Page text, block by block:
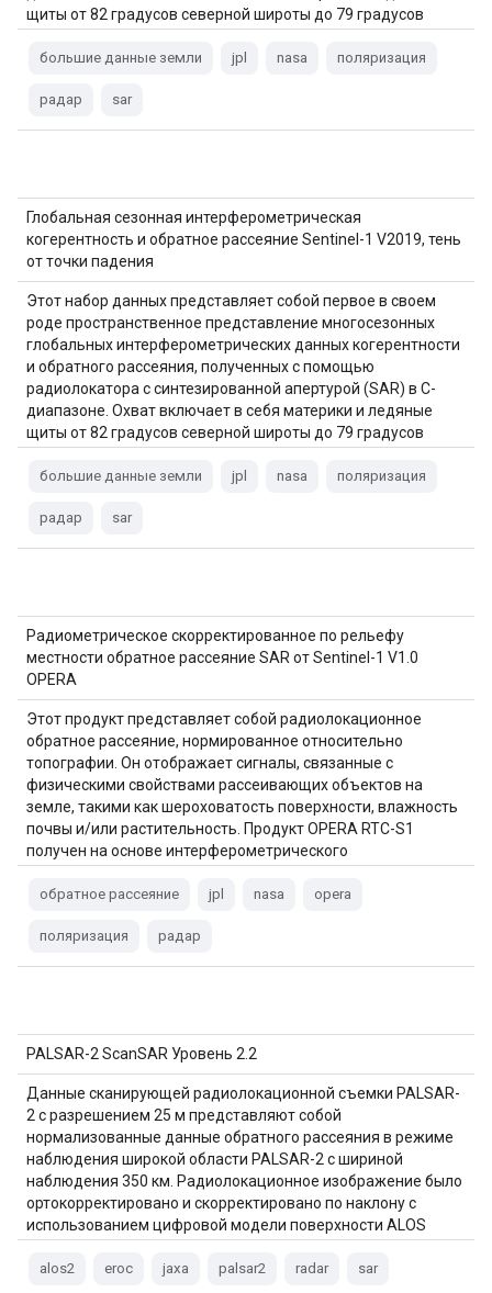
щиты от 82 градусов северной широты до 79 градусов
многовременных…
большие данные земли jpl nasa поляризация
радар sar
Глобальная сезонная интерферометрическая
когерентность и обратное рассеяние Sentinel-1 V2019, тень
от точки падения
Этот набор данных представляет собой первое в своем
роде пространственное представление многосезонных
глобальных интерферометрических данных когерентности
и обратного рассеяния, полученных с помощью
радиолокатора с синтезированной апертурой (SAR) в C-
диапазоне. Охват включает в себя материки и ледяные
щиты от 82 градусов северной широты до 79 градусов
многовременных…
большие данные земли jpl nasa поляризация
радар sar
Радиометрическое скорректированное по рельефу
местности обратное рассеяние SAR от Sentinel-1 V1.0
OPERA
Этот продукт представляет собой радиолокационное
обратное рассеяние, нормированное относительно
топографии. Он отображает сигналы, связанные с
физическими свойствами рассеивающих объектов на
земле, такими как шероховатость поверхности, влажность
почвы и/или растительность. Продукт OPERA RTC-S1
получен на основе интерферометрического
обратное рассеяние jpl nasa opera
поляризация радар
PALSAR-2 ScanSAR Уровень 2.2
Данные сканирующей радиолокационной съемки PALSAR-
2 с разрешением 25 м представляют собой
нормализованные данные обратного рассеяния в режиме
наблюдения широкой области PALSAR-2 с шириной
наблюдения 350 км. Радиолокационное изображение было
ортокорректировано и скорректировано по наклону с
использованием цифровой модели поверхности ALOS
alos2 eroc jaxa palsar2 radar sar